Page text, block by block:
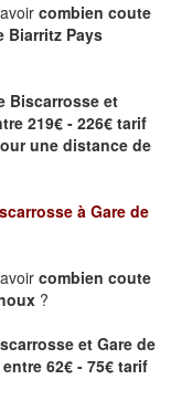
combien coute
Biarritz Pays
Biscarrosse et
219€ - 226€ tarif
une distance de
à Gare de
combien coute
?
et Gare de
62€ - 75€ tarif